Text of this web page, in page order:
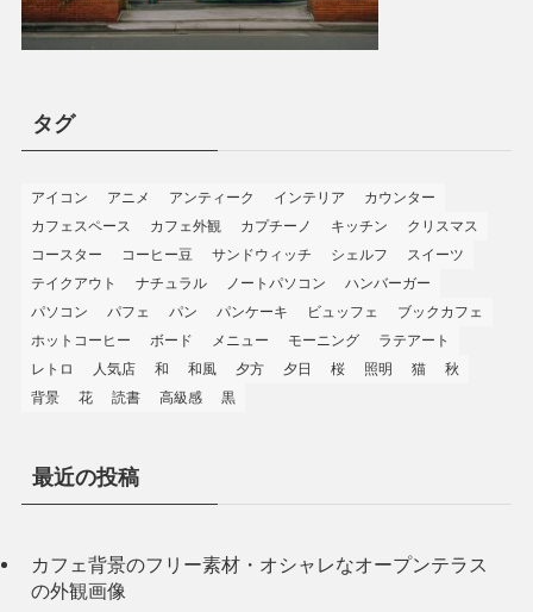
タグ
アイコン アニメ アンティーク インテリア
カウンター
カフェスペース
カフェ外観 カプチーノ キッチン
クリスマス
コースター
コーヒー豆 サンドウィッチ シェルフ
スイーツ
テイクアウト
ナチュラル ノートパソコン
ハンバーガー
パソコン
パフェ パン パンケーキ ビュッフェ
ブックカフェ
ホットコーヒー
ボード メニュー モーニング
ラテアート
レトロ
人気店 和 和風 夕方 夕日 桜 照明 猫
秋
背景
花 読書 高級感 黒
最近の投稿
カフェ背景のフリー素材・オシャレなオープンテラス
の外観画像